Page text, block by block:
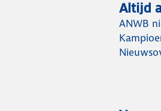
Altijd
ANWB